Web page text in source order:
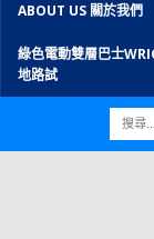
ABOUT US 關於我們
綠色電動雙層巴士
地路試